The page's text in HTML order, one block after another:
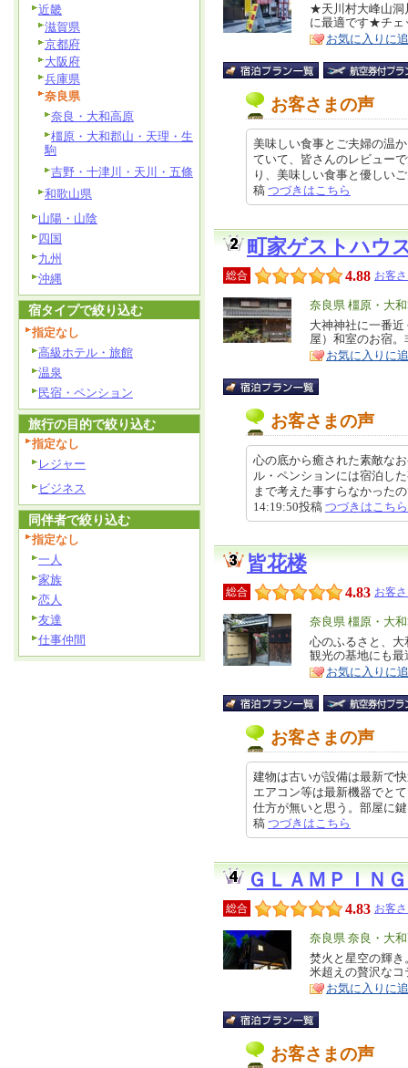
リ
ア
特
徴
★天川村大峰山洞
に最適です★チ
お気に入りに
お客さまの声
美味しい食事とご夫婦の温
ていて、皆さんのレビュー
り、美味しい食事と優しい
稿 つづきはこちら
町家ゲストハウ
総合 4.88 お客
エ
リ
ア
奈良県 橿原・大
特
徴
大神神社に一番
屋）和室のお宿
お気に入りに
お客さまの声
心の底から癒された素敵な
ル・ペンションには宿泊し
まで考えた事すらなかった
14:19:50投稿 つづきはこちら
皆花楼
総合 4.83 お客
エ
リ
ア
奈良県 橿原・大
特
徴
心のふるさと、
観光の基地にも最
お気に入りに
お客さまの声
建物は古いが設備は最新で
エアコン等は最新機器でと
仕方が無いと思う。部屋に
稿 つづきはこちら
ＧＬＡＭＰＩ
総合 4.83 お客
エ
リ
ア
奈良県 奈良・大
特
徴
焚火と星空の輝
米超えの贅沢な
お気に入りに
お客さまの声
近畿
滋賀県
京都府
大阪府
兵庫県
奈良県
奈良・大和高原
橿原・大和郡山・天理・生
駒
吉野・十津川・天川・五條
和歌山県
山陽・山陰
四国
九州
沖縄
宿タイプで絞り込む
指定なし
高級ホテル・旅館
温泉
民宿・ペンション
旅行の目的で絞り込む
指定なし
レジャー
ビジネス
同伴者で絞り込む
指定なし
一人
家族
恋人
友達
仕事仲間